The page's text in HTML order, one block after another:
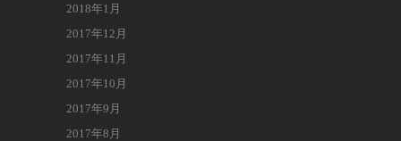
2018年1月
2017年12月
2017年11月
2017年10月
2017年9月
2017年8月